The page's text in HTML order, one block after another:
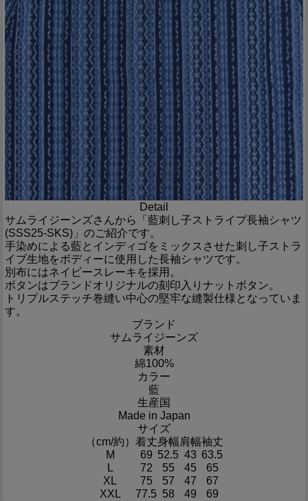
Detail
サムライジーンズさんから「藍刺し子ストライプ長袖シャツ
(SSS25-SKS)」のご紹介です。
手染めによる藍とインディゴをミックスさせた刺し子ストラ
イプ生地をボディーに使用した長袖シャツです。
別布にはネイビースレーキを採用。
ボタンはブランドオリジナルの刻印入りナットボタン。
トリプルステッチ巻縫い中心の堅牢な縫製仕様となっていま
す。
ブランド
サムライジーンズ
素材
綿100%
カラー
藍
生産国
Made in Japan
サイズ
（cm/約） 着丈身幅肩幅袖丈
M
69 52.5 43 63.5
L
72 55 45
65
XL
75 57 47
67
XXL
77.5 58 49
69